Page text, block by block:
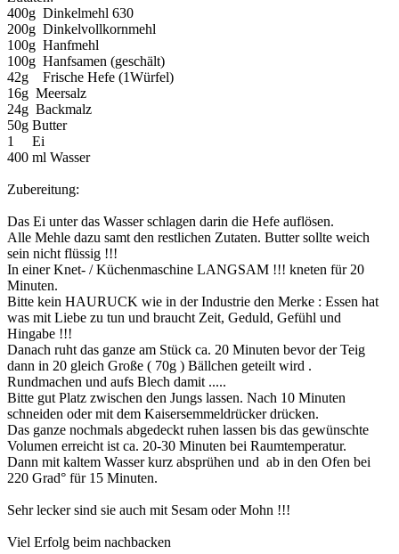
400g Dinkelmehl 630
200g Dinkelvollkornmehl
100g Hanfmehl
100g Hanfsamen (geschält)
42g Frische Hefe (1Würfel)
16g Meersalz
24g Backmalz
50g Butter
1 Ei
400 ml Wasser
Zubereitung:
Das Ei unter das Wasser schlagen darin die Hefe auflösen.
Alle Mehle dazu samt den restlichen Zutaten. Butter sollte weich
sein nicht flüssig !!!
In einer Knet- / Küchenmaschine LANGSAM !!! kneten für 20
Minuten.
Bitte kein HAURUCK wie in der Industrie den Merke : Essen hat
was mit Liebe zu tun und braucht Zeit, Geduld, Gefühl und
Hingabe !!!
Danach ruht das ganze am Stück ca. 20 Minuten bevor der Teig
dann in 20 gleich Große ( 70g ) Bällchen geteilt wird .
Rundmachen und aufs Blech damit .....
Bitte gut Platz zwischen den Jungs lassen. Nach 10 Minuten
schneiden oder mit dem Kaisersemmeldrücker drücken.
Das ganze nochmals abgedeckt ruhen lassen bis das gewünschte
Volumen erreicht ist ca. 20-30 Minuten bei Raumtemperatur.
Dann mit kaltem Wasser kurz absprühen und ab in den Ofen bei
220 Grad° für 15 Minuten.
Sehr lecker sind sie auch mit Sesam oder Mohn !!!
Viel Erfolg beim nachbacken